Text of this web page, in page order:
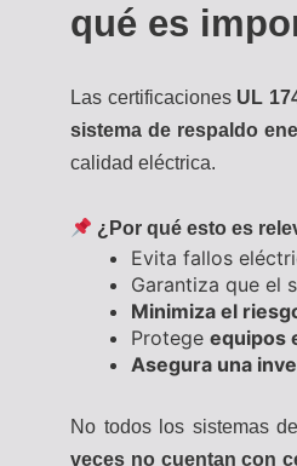
qué es
Las certificaciones UL
sistema de respaldo
calidad eléctrica.
¿Por qué esto es
Evita fallos
Garantiza que el
Minimiza el
Protege equipos
Asegura una
No todos los sistemas
veces no cuentan con